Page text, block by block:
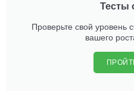
Тесты
Проверьте свой уровень
вашего